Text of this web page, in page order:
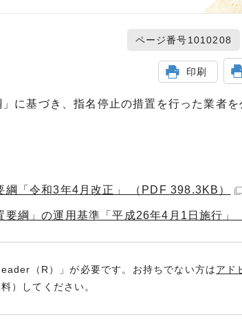
ページ番号1010208
印刷
に基づき、指名停止の措置を行った業者を
「令和3年4月改正」 （PDF 398.3KB）
要綱」の運用基準「平成26年4月1日施行」
（R）」が必要です。お持ちでない方はアド
）してください。